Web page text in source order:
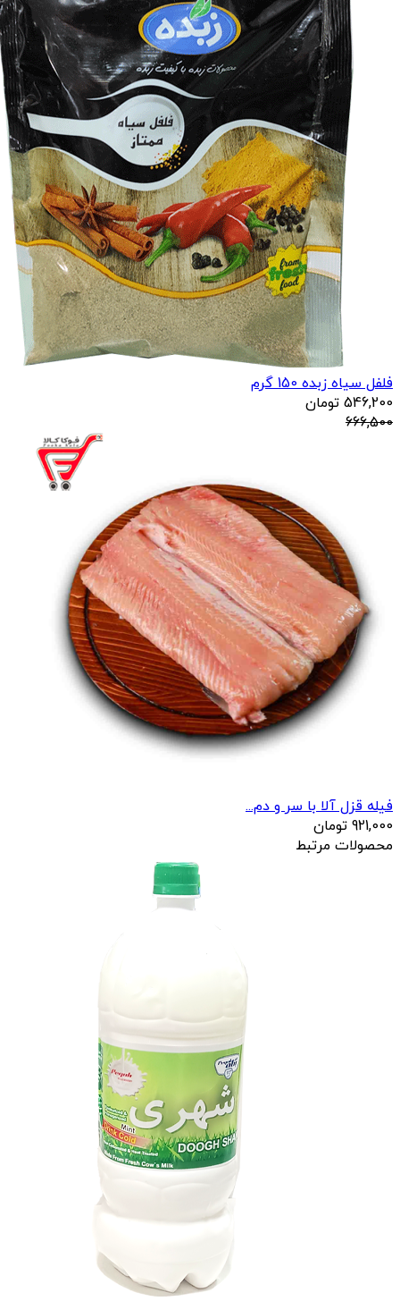
فلفل سیاه زبده 150 گرم
546,200 تومان
666,500
فیله قزل آلا با سر و دم...
921,000 تومان
محصولات مرتبط